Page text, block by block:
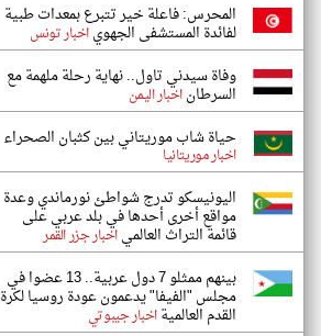
المحرس: فاعلة خير تتبرع بمعدات طبية
لفائدة المستشفى الجهوياخبار تونس
وفاة سيدني تاول.. نهاية رحلة ملهمة مع
السرطاناخبار اليمن
حياة شاب موريتاني بين كثبان الصحراء
اخبار موريتانيا
اليونيسكو تدرج شواطئ نورماندي وعدة
مواقع أخرى أحدها في بلد عربي على
قائمة التراث العالمياخبار جزر القمر
بينهم ممثلو 7 دول عربية.. 13 عضوا في
مجلس "الفيفا" يدعمون عودة روسيا لكرة
القدم العالميةاخبار جيبوتي